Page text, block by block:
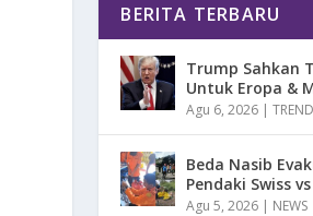
BERITA TERBARU
Trump Sahkan
Untuk Eropa &
Agu 6, 2026 |TREND
Beda Nasib
Pendaki Swiss
Agu 5, 2026 | NEWS